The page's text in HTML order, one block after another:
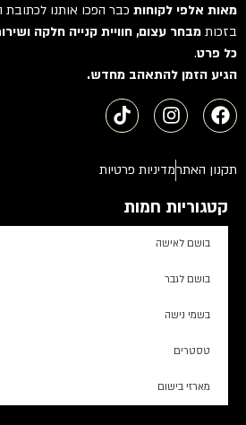
מאות אלפי לקוחותכבר הפכו אותנו לכתובת
בזכותמבחר עצום, חוויית קנייה חלקה
כל פרט.
הגיע הזמן להתאהב מחדש.
תקנון האתרמדיניות פרטיות
קטגוריות חמות
בושם לאישה
בושם לגבר
בשמי נישה
טסטרים
מארזי בישום